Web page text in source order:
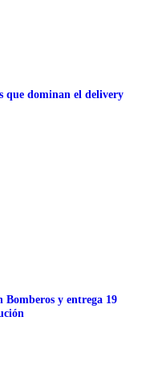
que dominan el delivery
Bomberos y entrega 19